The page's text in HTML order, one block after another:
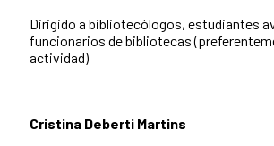
Dirigido a bibliotecólogos, estudiantes
funcionarios de bibliotecas
actividad)
Cristina Deberti Martins